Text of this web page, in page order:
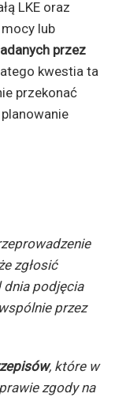
LKE oraz
lub
przez
kwestia ta
przekonać
zgłosić
podjęcia
przez
, które w
zgody na